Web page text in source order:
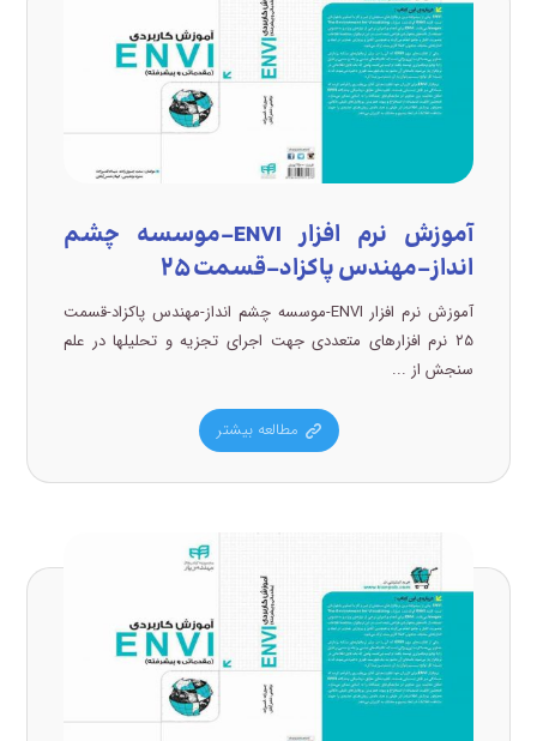
آموزش نرم افزار ENVI-موسسه چشم
انداز-مهندس پاکزاد-قسمت ۲۵
آموزش نرم افزار ENVI-موسسه چشم انداز-مهندس پاکزاد-قسمت
۲۵ نرم افزارهای متعددی جهت اجرای تجزیه و تحلیلها در علم
سنجش از ...
مطالعه بیشتر